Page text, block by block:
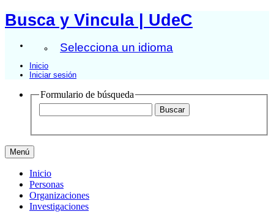
Busca y Vincula | UdeC
Selecciona un idioma
Inicio
Iniciar sesión
Formulario de búsqueda
Menú
Inicio
Personas
Organizaciones
Investigaciones